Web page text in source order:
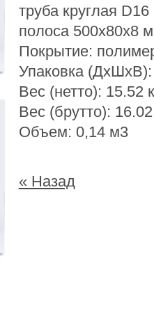
труба круглая
полоса 500х80х8
Покрытие:
Упаковка (ДхШхВ):
Вес (нетто): 15.52
Вес (брутто):
Объем: 0,14 м3
« Назад